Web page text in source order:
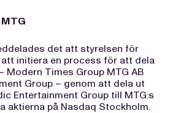
MTG
det att styrelsen för
att initiera en process för att dela
Modern Times Group MTG AB
Group – genom att dela ut
Entertainment Group till MTG:s
aktierna på Nasdaq Stockholm.